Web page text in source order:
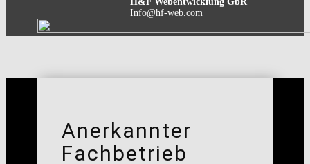
Info@hf-web.com
Anerkannter
Fachbetrieb